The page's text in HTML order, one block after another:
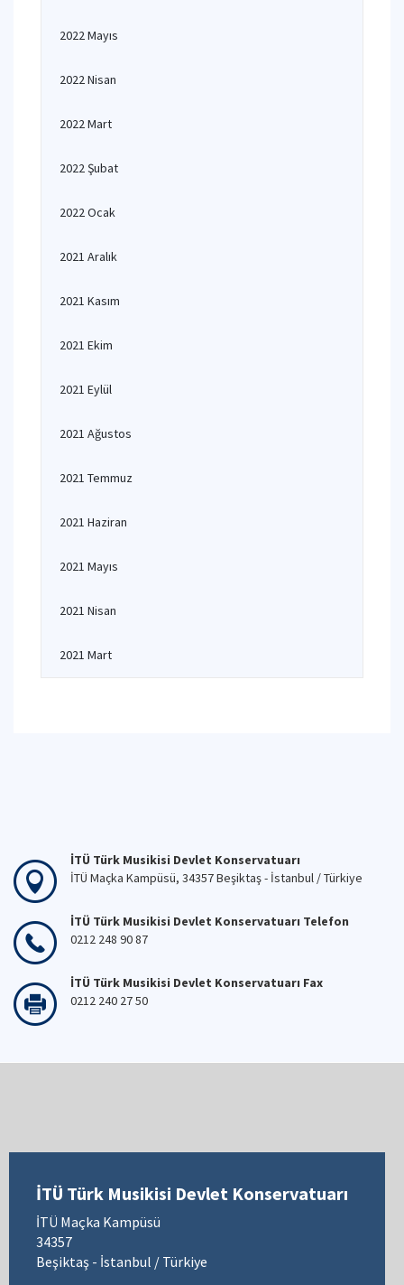
2022 Mayıs
2022 Nisan
2022 Mart
2022 Şubat
2022 Ocak
2021 Aralık
2021 Kasım
2021 Ekim
2021 Eylül
2021 Ağustos
2021 Temmuz
2021 Haziran
2021 Mayıs
2021 Nisan
2021 Mart
İTÜ Türk Musikisi Devlet Konservatuarı
İTÜ Maçka Kampüsü, 34357 Beşiktaş - İstanbul / Türkiye
İTÜ Türk Musikisi Devlet Konservatuarı Telefon
0212 248 90 87
İTÜ Türk Musikisi Devlet Konservatuarı Fax
0212 240 27 50
İTÜ Türk Musikisi Devlet Konservatuarı
İTÜ Maçka Kampüsü
34357
Beşiktaş - İstanbul / Türkiye